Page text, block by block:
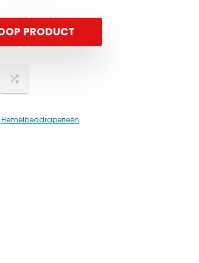
PRODUCT
Hemelbeddraperieën